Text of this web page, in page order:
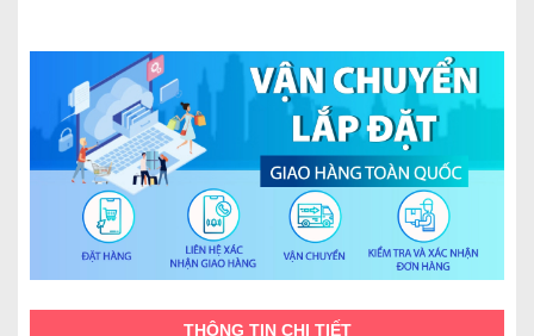
THÔNG TIN CHI TIẾT